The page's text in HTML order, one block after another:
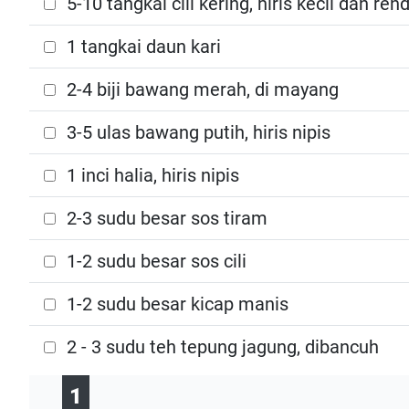
1 tangkai daun kari
2-4 biji bawang merah, di mayang
3-5 ulas bawang putih, hiris nipis
1 inci halia, hiris nipis
2-3 sudu besar sos tiram
1-2 sudu besar sos cili
1-2 sudu besar kicap manis
2 - 3 sudu teh tepung jagung, dibancuh
1